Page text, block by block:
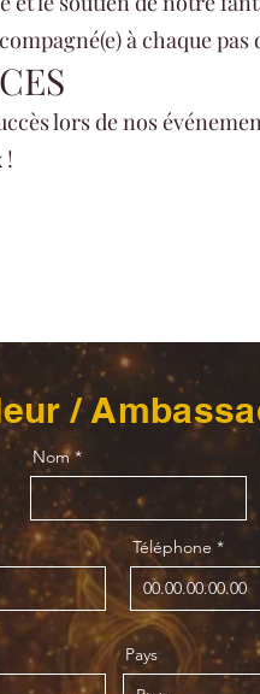
à chaque
lors de nos
!
/
Nom
Téléphone
Pays